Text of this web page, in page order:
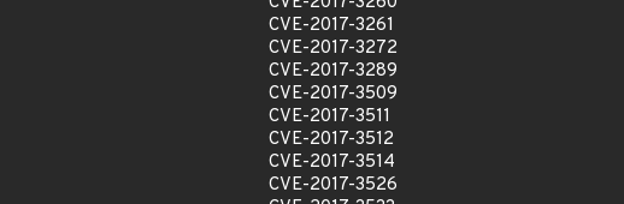
CVE-2017-3261
CVE-2017-3272
CVE-2017-3289
CVE-2017-3509
CVE-2017-3511
CVE-2017-3512
CVE-2017-3514
CVE-2017-3526